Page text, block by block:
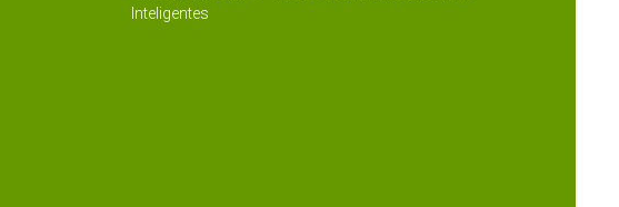
Inteligentes